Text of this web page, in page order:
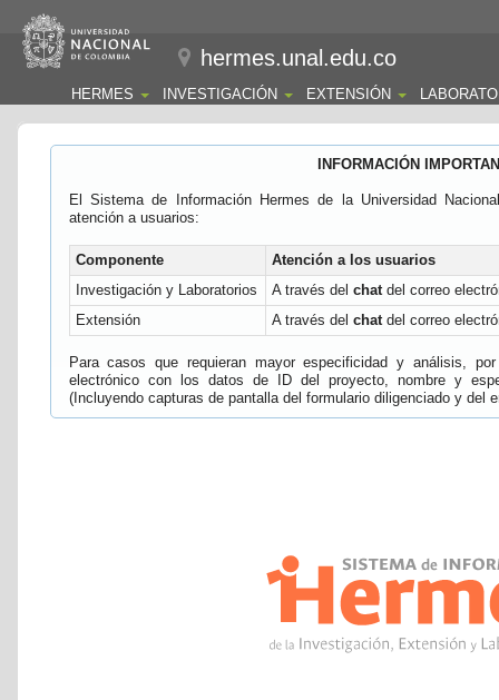
hermes.unal.edu.co
HERMES INVESTIGACIÓN EXTENSIÓN
INFORMACIÓN
El Sistema de Información Hermes de la Universidad
atención a usuarios:
Componente
Atención a los usuarios
Investigación y Laboratorios
A través del chatdel correo
Extensión
A través del chatdel correo
Para casos que requieran mayor especificidad y análisis,
electrónico con los datos de ID del proyecto, nombre y
(Incluyendo capturas de pantalla del formulario diligenciado y del